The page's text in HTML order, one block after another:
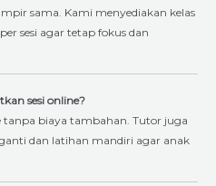
sama. Kami menyediakan kelas
sesi agar tetap fokus dan
sesi online?
tanpa biaya tambahan. Tutor juga
dan latihan mandiri agar anak